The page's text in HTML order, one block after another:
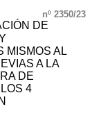
nº 2350/23
DE
MISMOS AL
A LA
DE
4